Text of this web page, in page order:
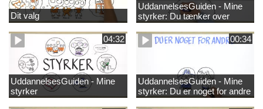
Dit valg
UddannelsesGuiden - Mine
styrker: Du tænker over
tingene
04:32
UddannelsesGuiden - Mine
styrker
00:34
UddannelsesGuiden - Mine
styrker: Du er noget for andre